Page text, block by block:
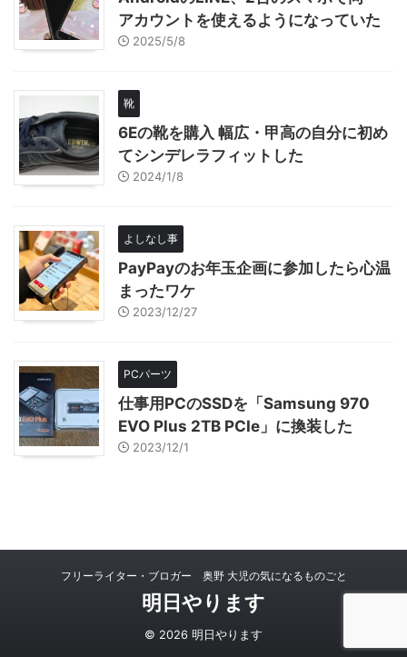
アカウントを使えるようになっていた
2025/5/8
靴
6Eの靴を購入 幅広・甲高の自分に初め
てシンデレラフィットした
2024/1/8
よしなし事
PayPayのお年玉企画に参加したら心温
まったワケ
2023/12/27
PCパーツ
仕事用PCのSSDを「Samsung 970
EVO Plus 2TB PCIe」に換装した
2023/12/1
フリーライター・ブロガー 奥野 大児の気になるものごと
明日やります
© 2026 明日やります